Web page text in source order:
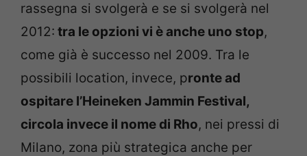
rassegna si svolgerà e se si svolgerà nel
2012: tra le opzioni vi è anche uno stop,
come già è successo nel 2009. Tra le
possibili location, invece, pronte ad
ospitare l’Heineken Jammin Festival,
circola invece il nome di Rho, nei pressi di
Milano, zona più strategica anche per